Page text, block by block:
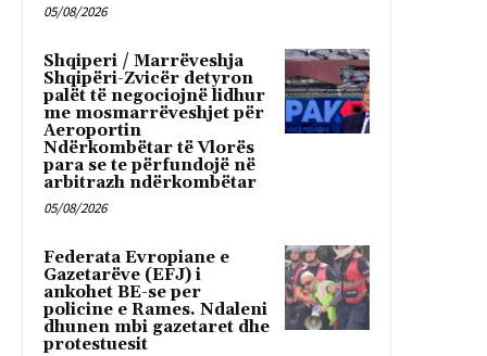
05/08/2026
Shqiperi / Marrëveshja
Shqipëri-Zvicër detyron
palët të negociojnë lidhur
me mosmarrëveshjet për
Aeroportin
Ndërkombëtar të Vlorës
para se te përfundojë në
arbitrazh ndërkombëtar
05/08/2026
Federata Evropiane e
Gazetarëve (EFJ) i
ankohet BE-se per
policine e Rames. Ndaleni
dhunen mbi gazetaret dhe
protestuesit